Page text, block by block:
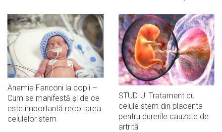
Anemia Fanconi la copii –
Cum se manifestă și de ce
este importantă recoltarea
celulelor stem
STUDIU: Tratament cu
celule stem din placenta
pentru durerile cauzate de
artrită